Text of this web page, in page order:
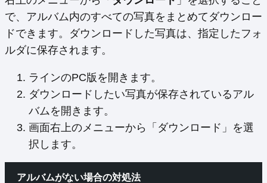
で、アルバム内のすべての写真をまとめてダウンロー
ドできます。ダウンロードした写真は、指定したフォ
ルダに保存されます。
ラインのPC版を開きます。
ダウンロードしたい写真が保存されているアル
バムを開きます。
画面右上のメニューから「ダウンロード」を選
択します。
アルバムがない場合の対処法